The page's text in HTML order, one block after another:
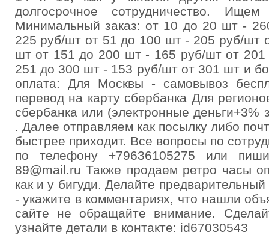
долгосрочное сотрудничество.
Минимальный заказ: от 10 до 20 шт -
225 руб/шт от 51 до 100 шт - 205 руб/шт
шт от 151 до 200 шт - 165 руб/шт от
251 до 300 шт - 153 руб/шт от 301 шт и
оплата: Для Москвы - самовывоз
перевод на карту сбербанка Для
сбербанка или (электронные деньги+3%
. Далее отправляем как посылку либо
быстрее приходит. Все вопросы по
по телефону +79636105275 или
89@mail.ru Также продаем ретро часы
как и у бигуди. Делайте
- укажите в комментариях, что нашли
сайте не обращайте внимание.
узнайте детали в контакте: id67030543